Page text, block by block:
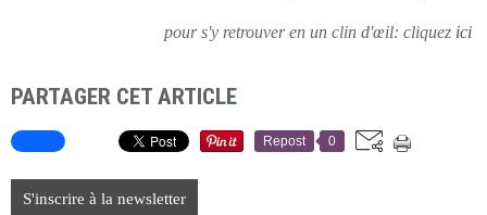
pour s'y retrouver en un clin d'œil: cliquez ici
PARTAGER CET ARTICLE
Repost 0
S'inscrire à la newsletter